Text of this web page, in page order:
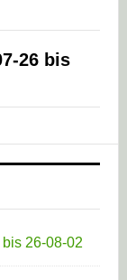
26 bis
26-08-02